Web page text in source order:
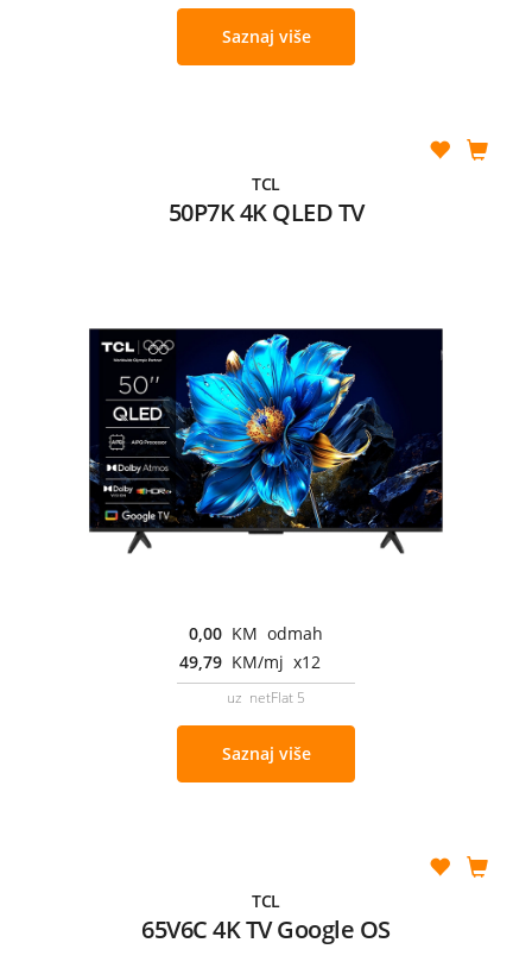
Saznaj više
TCL
50P7K 4K QLED TV
0,00 KM odmah
49,79 KM/mj x12
uz netFlat 5
Saznaj više
TCL
65V6C 4K TV Google OS